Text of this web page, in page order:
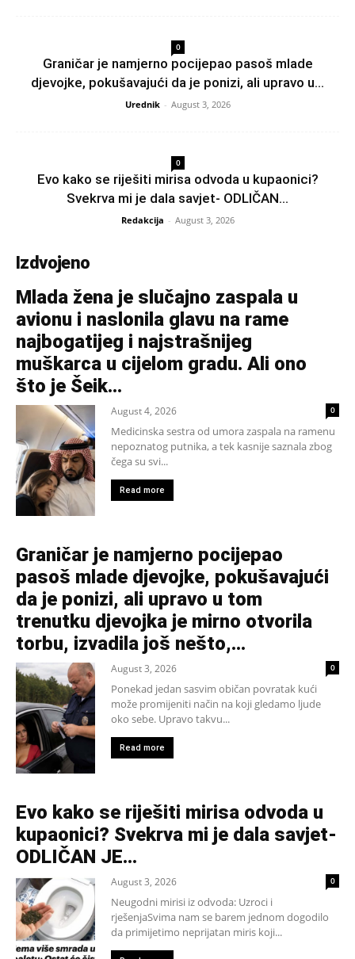
0
Graničar je namjerno pocijepao pasoš mlade
djevojke, pokušavajući da je ponizi, ali upravo u...
Urednik - August 3, 2026
0
Evo kako se riješiti mirisa odvoda u kupaonici?
Svekrva mi je dala savjet- ODLIČAN...
Redakcija - August 3, 2026
Izdvojeno
Mlada žena je slučajno zaspala u
avionu i naslonila glavu na rame
najbogatijeg i najstrašnijeg
muškarca u cijelom gradu. Ali ono
što je Šeik...
August 4, 2026 0
Medicinska sestra od umora zaspala na ramenu
nepoznatog putnika, a tek kasnije saznala zbog
čega su svi...
Read more
Graničar je namjerno pocijepao
pasoš mlade djevojke, pokušavajući
da je ponizi, ali upravo u tom
trenutku djevojka je mirno otvorila
torbu, izvadila još nešto,...
August 3, 2026 0
Ponekad jedan sasvim običan povratak kući
može promijeniti način na koji gledamo ljude
oko sebe. Upravo takvu...
Read more
Evo kako se riješiti mirisa odvoda u
kupaonici? Svekrva mi je dala savjet-
ODLIČAN JE…
August 3, 2026 0
Neugodni mirisi iz odvoda: Uzroci i
rješenjaSvima nam se barem jednom dogodilo
da primijetimo neprijatan miris koji...